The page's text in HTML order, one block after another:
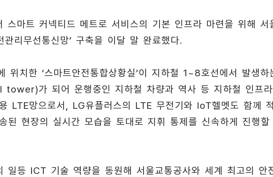
스마트 커넥티드 메트로 서비스의 기본 인프라 마련을 위해 서
리무선통신망’ 구축을 이달 말 완료했다.
위치한 ‘스마트안전통합상황실’이 지하철 1~8호선에서 발생하
tower)가 되어 운행중인 지하철 차량과 역사 등 지하철 인프
LTE망으로서, LG유플러스의 LTE 무전기와 IoT헬멧도 함께
된 현장의 실시간 모습을 토대로 지휘 통제를 신속하게 진행할
일등 ICT 기술 역량을 동원해 서울교통공사와 세계 최고의 안